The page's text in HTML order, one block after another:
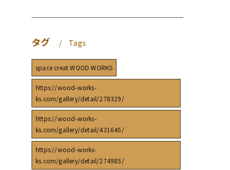
タグ Tags
space creat WOOD WORKS
https://wood-works-
ks.com/gallery/detail/278329/
https://wood-works-
ks.com/gallery/detail/431645/
https://wood-works-
ks.com/gallery/detail/274985/